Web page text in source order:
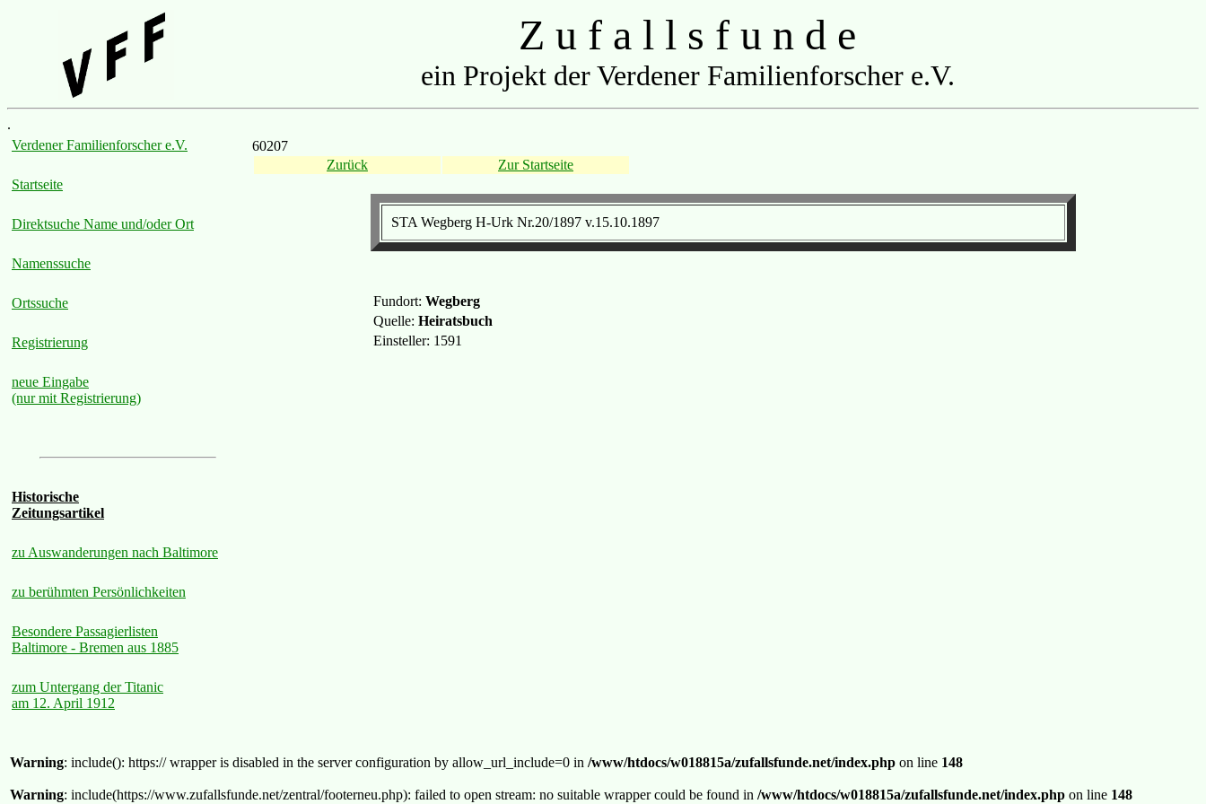
Z u f a l l s f u n d e
ein Projekt der Verdener Familienforscher e.V.
.
Verdener Familienforscher e.V.
Startseite
Direktsuche Name und/oder Ort
Namenssuche
Ortssuche
Registrierung
neue Eingabe
(nur mit Registrierung)
Historische
Zeitungsartikel
zu Auswanderungen nach Baltimore
zu berühmten Persönlichkeiten
Besondere Passagierlisten
Baltimore - Bremen aus 1885
zum Untergang der Titanic
am 12. April 1912
60207
Zurück
Zur Startseite
STA Wegberg H-Urk Nr.20/1897 v.15.10.1897
Fundort: Wegberg
Quelle: Heiratsbuch
Einsteller: 1591
Warning: include(): https:// wrapper is disabled in the server configuration by allow_url_include=0 in /www/htdocs/w018815a/zufallsfunde.net/index.php on line 148
Warning: include(https://www.zufallsfunde.net/zentral/footerneu.php): failed to open stream: no suitable wrapper could be found in /www/htdocs/w018815a/zufallsfunde.net/index.php on line 148